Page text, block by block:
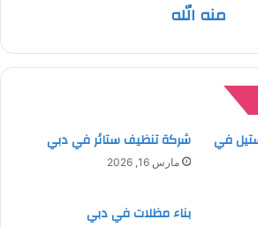
منه الله
في شركة تنظيف ستائر في دبي
مارس 16, 2026
بناء مظلات في دبي